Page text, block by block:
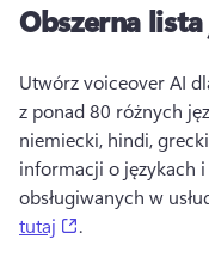
Obszerna
Utwórz voiceover AI
z ponad 80 różnych
niemiecki, hindi,
informacji o językach
obsługiwanych w
tutaj
.